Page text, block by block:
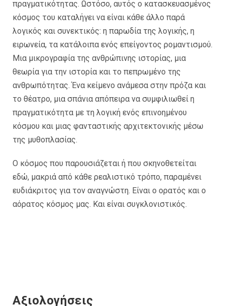
πραγματικότητας. Ωστόσο, αυτός ο κατασκευασμένος
κόσμος του καταλήγει να είναι κάθε άλλο παρά
λογικός και συνεκτικός: η παρωδία της λογικής, η
ειρωνεία, τα κατάλοιπα ενός επείγοντος ρομαντισμού.
Μια μικρογραφία της ανθρώπινης ιστορίας, μια
θεωρία για την ιστορία και το πεπρωμένο της
ανθρωπότητας. Ένα κείμενο ανάμεσα στην πρόζα και
το θέατρο, μια σπάνια απόπειρα να συμφιλιωθεί η
πραγματικότητα με τη λογική ενός επινοημένου
κόσμου και μιας φανταστικής αρχιτεκτονικής μέσω
της μυθοπλασίας.
Ο κόσμος που παρουσιάζεται ή που σκηνοθετείται
εδώ, μακριά από κάθε ρεαλιστικό τρόπο, παραμένει
ευδιάκριτος για τον αναγνώστη. Είναι ο ορατός και ο
αόρατος κόσμος μας. Και είναι συγκλονιστικός.
Αξιολογήσεις